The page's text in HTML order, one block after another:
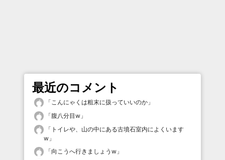
最近のコメント
「 こんにゃくは粗末に扱っていいのか 」
「腹八分目w 」
「 トイレや、山の中にある古墳石室内によくいます
w 」
「向こうへ行きましょうw 」